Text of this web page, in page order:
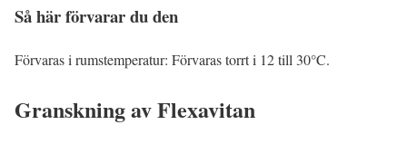
Så här förvarar du den
Förvaras i rumstemperatur: Förvaras torrt i 12 till 30°C.
Granskning avFlexavitan